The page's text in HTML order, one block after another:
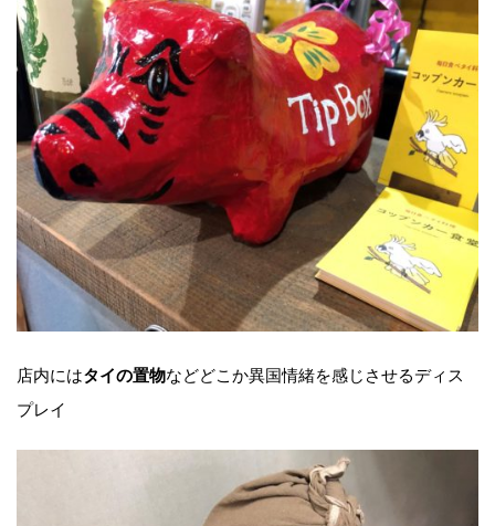
店内にはタイの置物などどこか異国情緒を感じさせるディス
プレイ